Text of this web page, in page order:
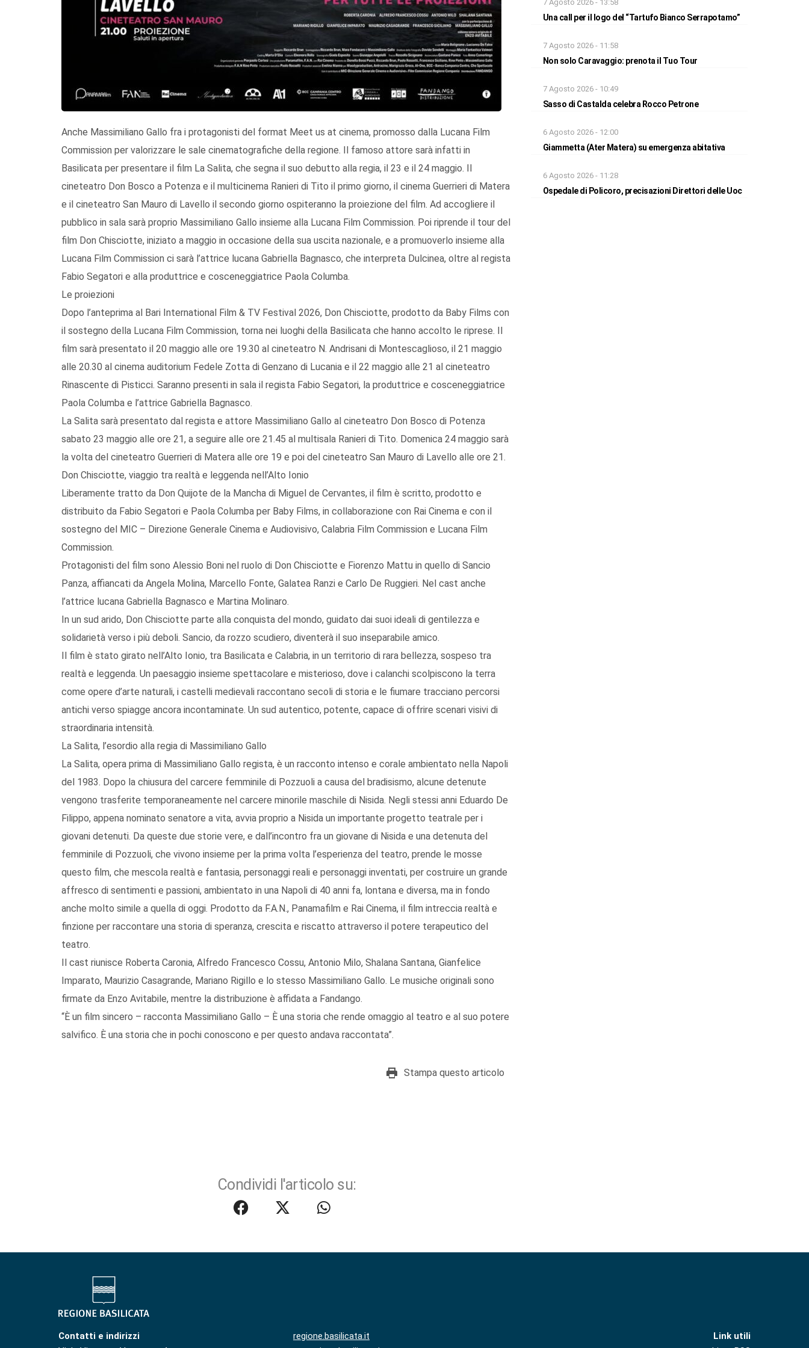
Anche Massimiliano Gallo fra i protagonisti del format Meet us at cinema, promosso dalla Lucana Film
Commission per valorizzare le sale cinematografiche della regione. Il famoso attore sarà infatti in
Basilicata per presentare il film La Salita, che segna il suo debutto alla regia, il 23 e il 24 maggio. Il
cineteatro Don Bosco a Potenza e il multicinema Ranieri di Tito il primo giorno, il cinema Guerrieri di Matera
e il cineteatro San Mauro di Lavello il secondo giorno ospiteranno la proiezione del film. Ad accogliere il
pubblico in sala sarà proprio Massimiliano Gallo insieme alla Lucana Film Commission. Poi riprende il tour del
film Don Chisciotte, iniziato a maggio in occasione della sua uscita nazionale, e a promuoverlo insieme alla
Lucana Film Commission ci sarà l’attrice lucana Gabriella Bagnasco, che interpreta Dulcinea, oltre al regista
Fabio Segatori e alla produttrice e cosceneggiatrice Paola Columba.
Le proiezioni
Dopo l’anteprima al Bari International Film & TV Festival 2026, Don Chisciotte, prodotto da Baby Films con
il sostegno della Lucana Film Commission, torna nei luoghi della Basilicata che hanno accolto le riprese. Il
film sarà presentato il 20 maggio alle ore 19.30 al cineteatro N. Andrisani di Montescaglioso, il 21 maggio
alle 20.30 al cinema auditorium Fedele Zotta di Genzano di Lucania e il 22 maggio alle 21 al cineteatro
Rinascente di Pisticci. Saranno presenti in sala il regista Fabio Segatori, la produttrice e cosceneggiatrice
Paola Columba e l’attrice Gabriella Bagnasco.
La Salita sarà presentato dal regista e attore Massimiliano Gallo al cineteatro Don Bosco di Potenza
sabato 23 maggio alle ore 21, a seguire alle ore 21.45 al multisala Ranieri di Tito. Domenica 24 maggio sarà
la volta del cineteatro Guerrieri di Matera alle ore 19 e poi del cineteatro San Mauro di Lavello alle ore 21.
Don Chisciotte, viaggio tra realtà e leggenda nell’Alto Ionio
Liberamente tratto da Don Quijote de la Mancha di Miguel de Cervantes, il film è scritto, prodotto e
distribuito da Fabio Segatori e Paola Columba per Baby Films, in collaborazione con Rai Cinema e con il
sostegno del MIC – Direzione Generale Cinema e Audiovisivo, Calabria Film Commission e Lucana Film
Commission.
Protagonisti del film sono Alessio Boni nel ruolo di Don Chisciotte e Fiorenzo Mattu in quello di Sancio
Panza, affiancati da Angela Molina, Marcello Fonte, Galatea Ranzi e Carlo De Ruggieri. Nel cast anche
l’attrice lucana Gabriella Bagnasco e Martina Molinaro.
In un sud arido, Don Chisciotte parte alla conquista del mondo, guidato dai suoi ideali di gentilezza e
solidarietà verso i più deboli. Sancio, da rozzo scudiero, diventerà il suo inseparabile amico.
Il film è stato girato nell’Alto Ionio, tra Basilicata e Calabria, in un territorio di rara bellezza, sospeso tra
realtà e leggenda. Un paesaggio insieme spettacolare e misterioso, dove i calanchi scolpiscono la terra
come opere d’arte naturali, i castelli medievali raccontano secoli di storia e le fiumare tracciano percorsi
antichi verso spiagge ancora incontaminate. Un sud autentico, potente, capace di offrire scenari visivi di
straordinaria intensità.
La Salita, l’esordio alla regia di Massimiliano Gallo
La Salita, opera prima di Massimiliano Gallo regista, è un racconto intenso e corale ambientato nella Napoli
del 1983. Dopo la chiusura del carcere femminile di Pozzuoli a causa del bradisismo, alcune detenute
vengono trasferite temporaneamente nel carcere minorile maschile di Nisida. Negli stessi anni Eduardo De
Filippo, appena nominato senatore a vita, avvia proprio a Nisida un importante progetto teatrale per i
giovani detenuti. Da queste due storie vere, e dall’incontro fra un giovane di Nisida e una detenuta del
femminile di Pozzuoli, che vivono insieme per la prima volta l’esperienza del teatro, prende le mosse
questo film, che mescola realtà e fantasia, personaggi reali e personaggi inventati, per costruire un grande
affresco di sentimenti e passioni, ambientato in una Napoli di 40 anni fa, lontana e diversa, ma in fondo
anche molto simile a quella di oggi. Prodotto da F.A.N., Panamafilm e Rai Cinema, il film intreccia realtà e
finzione per raccontare una storia di speranza, crescita e riscatto attraverso il potere terapeutico del
teatro.
Il cast riunisce Roberta Caronia, Alfredo Francesco Cossu, Antonio Milo, Shalana Santana, Gianfelice
Imparato, Maurizio Casagrande, Mariano Rigillo e lo stesso Massimiliano Gallo. Le musiche originali sono
firmate da Enzo Avitabile, mentre la distribuzione è affidata a Fandango.
“È un film sincero – racconta Massimiliano Gallo – È una storia che rende omaggio al teatro e al suo potere
salvifico. È una storia che in pochi conoscono e per questo andava raccontata”.
Stampa questo articolo
Condividi l'articolo su:
7 Agosto 2026 - 13:58
Una call per il logo del “Tartufo Bianco Serrapotamo”
7 Agosto 2026 - 11:58
Non solo Caravaggio: prenota il Tuo Tour
7 Agosto 2026 - 10:49
Sasso di Castalda celebra Rocco Petrone
6 Agosto 2026 - 12:00
Giammetta (Ater Matera) su emergenza abitativa
6 Agosto 2026 - 11:28
Ospedale di Policoro, precisazioni Direttori delle Uoc
Contatti e indirizzi
regione.basilicata.it
Link utili